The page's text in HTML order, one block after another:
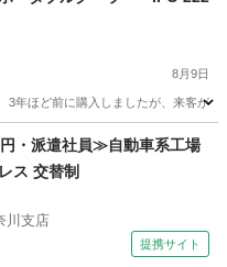
8月9日
3年ほど前に購入しましたが、来客が
電・派遣社員≫自動車系工場
ス 交替制
川支店
提携サイト